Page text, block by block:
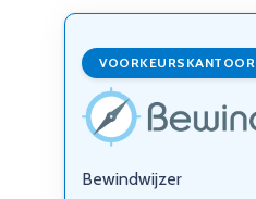
VOORKEURSKANTOOR
Bewindwijzer